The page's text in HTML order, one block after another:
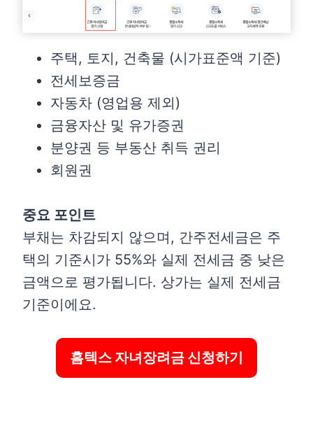
주택, 토지, 건축물 (시가표준액 기준)
전세보증금
자동차 (영업용 제외)
금융자산 및 유가증권
분양권 등 부동산 취득 권리
회원권
중요 포인트
부채는 차감되지 않으며, 간주전세금은 주
택의 기준시가 55%와 실제 전세금 중 낮은
금액으로 평가됩니다. 상가는 실제 전세금
기준이에요.
홈텍스 자녀장려금 신청하기